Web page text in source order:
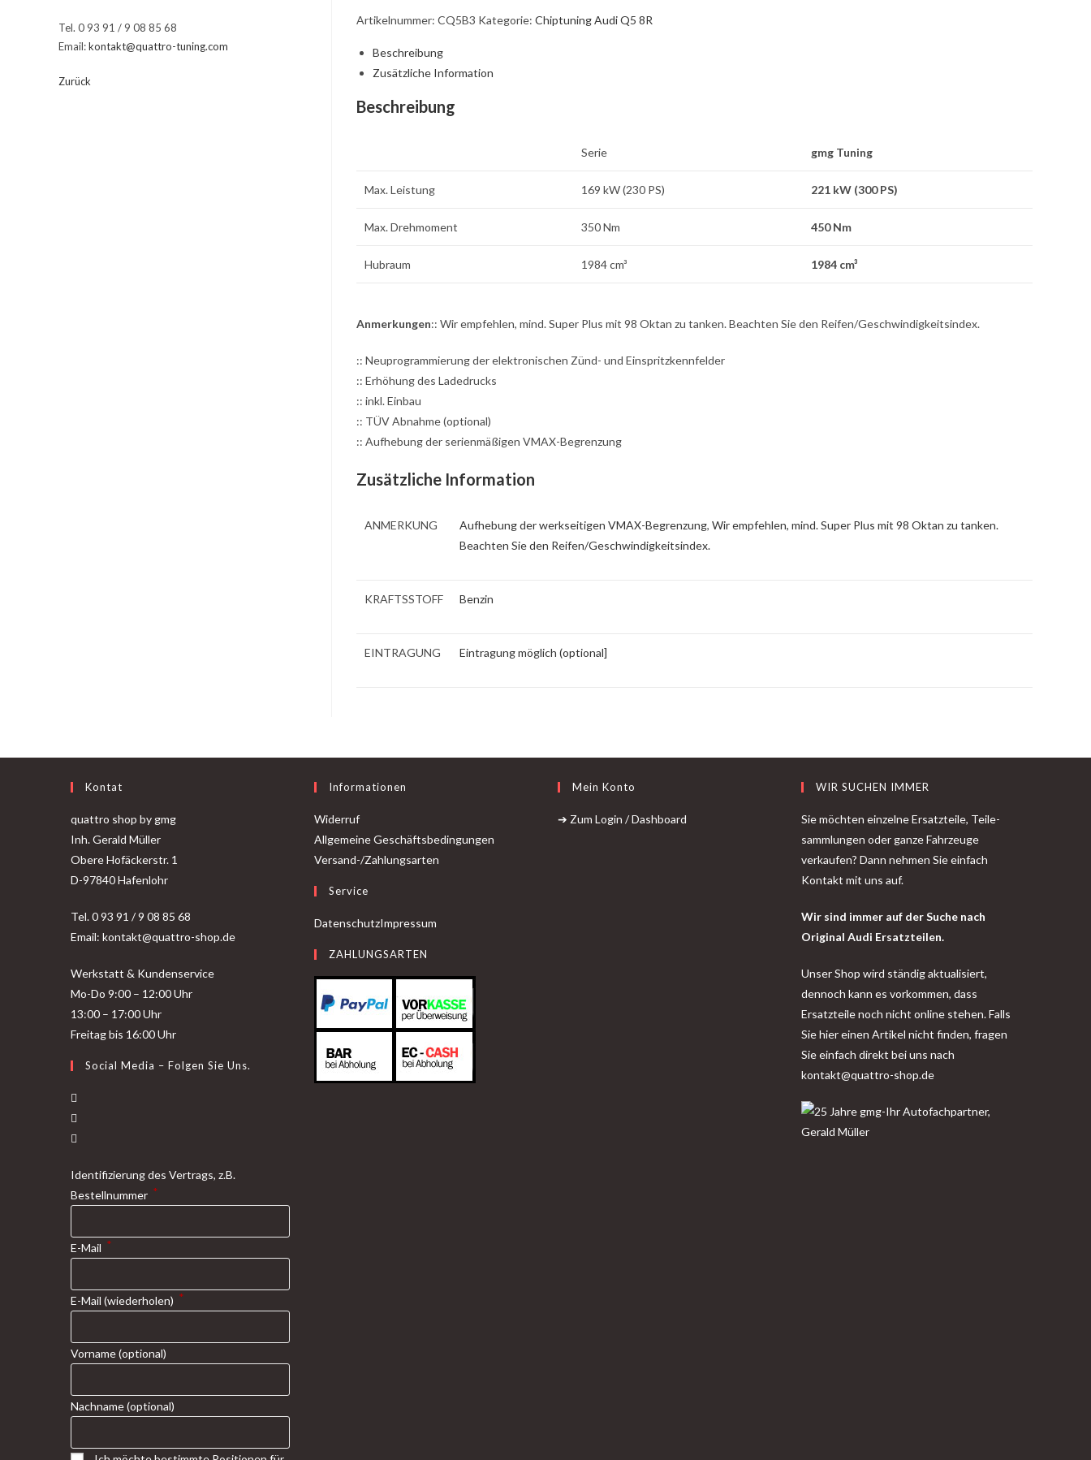
Artikelnummer: CQ5B3 Kategorie: Chiptuning Audi Q5 8R
Beschreibung
Zusätzliche Information
Beschreibung
Serie gmg Tuning
Max. Leistung 169 kW (230 PS) 221 kW (300 PS)
Max. Drehmoment 350 Nm 450 Nm
Hubraum 1984 cm³ 1984 cm³
Anmerkungen:: Wir empfehlen, mind. Super Plus mit 98 Oktan zu tanken. Beachten Sie den Reifen/Geschwindigkeitsindex.
:: Neuprogrammierung der elektronischen Zünd- und Einspritzkennfelder
:: Erhöhung des Ladedrucks
:: inkl. Einbau
:: TÜV Abnahme (optional)
:: Aufhebung der serienmäßigen VMAX-Begrenzung
Zusätzliche Information
ANMERKUNG Aufhebung der werkseitigen VMAX-Begrenzung, Wir empfehlen, mind. Super Plus mit 98 Oktan zu tanken.
Beachten Sie den Reifen/Geschwindigkeitsindex.
KRAFTSSTOFF Benzin
EINTRAGUNG Eintragung möglich (optional]
Tel. 0 93 91 / 9 08 85 68
Email:kontakt@quattro-tuning.com
Zurück
Kontat
quattro shop by gmg
Inh. Gerald Müller
Obere Hofäckerstr. 1
D-97840 Hafenlohr
Tel. 0 93 91 / 9 08 85 68
Email: kontakt@quattro-shop.de
Werkstatt & Kundenservice
Mo-Do 9:00 – 12:00 Uhr
13:00 – 17:00 Uhr
Freitag bis 16:00 Uhr
Social Media – Folgen Sie Uns.
tab
new
tab
a
new
Identifizierung des Vertrags, z.B.
Bestellnummer *
E-Mail *
E-Mail (wiederholen) *
Vorname(optional)
Nachname(optional)
Informationen
Widerruf
Allgemeine Geschäftsbedingungen
Versand-/Zahlungsarten
Service
DatenschutzImpressum
ZAHLUNGSARTEN
Mein Konto
➔ Zum Login / Dashboard
WIR SUCHEN IMMER
Sie möchten einzelne Ersatzteile, Teile-
sammlungen oder ganze Fahrzeuge
verkaufen? Dann nehmen Sie einfach
Kontakt mit uns auf.
Wir sind immer auf der Suche nach
Original Audi Ersatzteilen.
Unser Shop wird ständig aktualisiert,
dennoch kann es vorkommen, dass
Ersatzteile noch nicht online stehen. Falls
Sie hier einen Artikel nicht finden, fragen
Sie einfach direkt bei uns nach
kontakt@quattro-shop.de